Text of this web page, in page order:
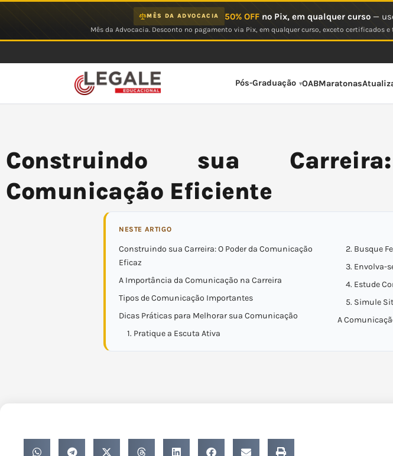
MÊS DA ADVOCACIA 50% OFFno Pix, em qualquer curso—
Mês da Advocacia. Desconto no pagamento via Pix, em qualquer curso, exceto
Pós-Graduação OABMaratonas
Construindo sua
Comunicação Eficiente
NESTE ARTIGO
Construindo sua Carreira: O Poder da Comunicação
Eficaz
A Importância da Comunicação na Carreira
Tipos de Comunicação Importantes
Dicas Práticas para Melhorar sua Comunicação
1. Pratique a Escuta Ativa
2. Busque
3. Envolva-
4. Estude
5. Simule
A